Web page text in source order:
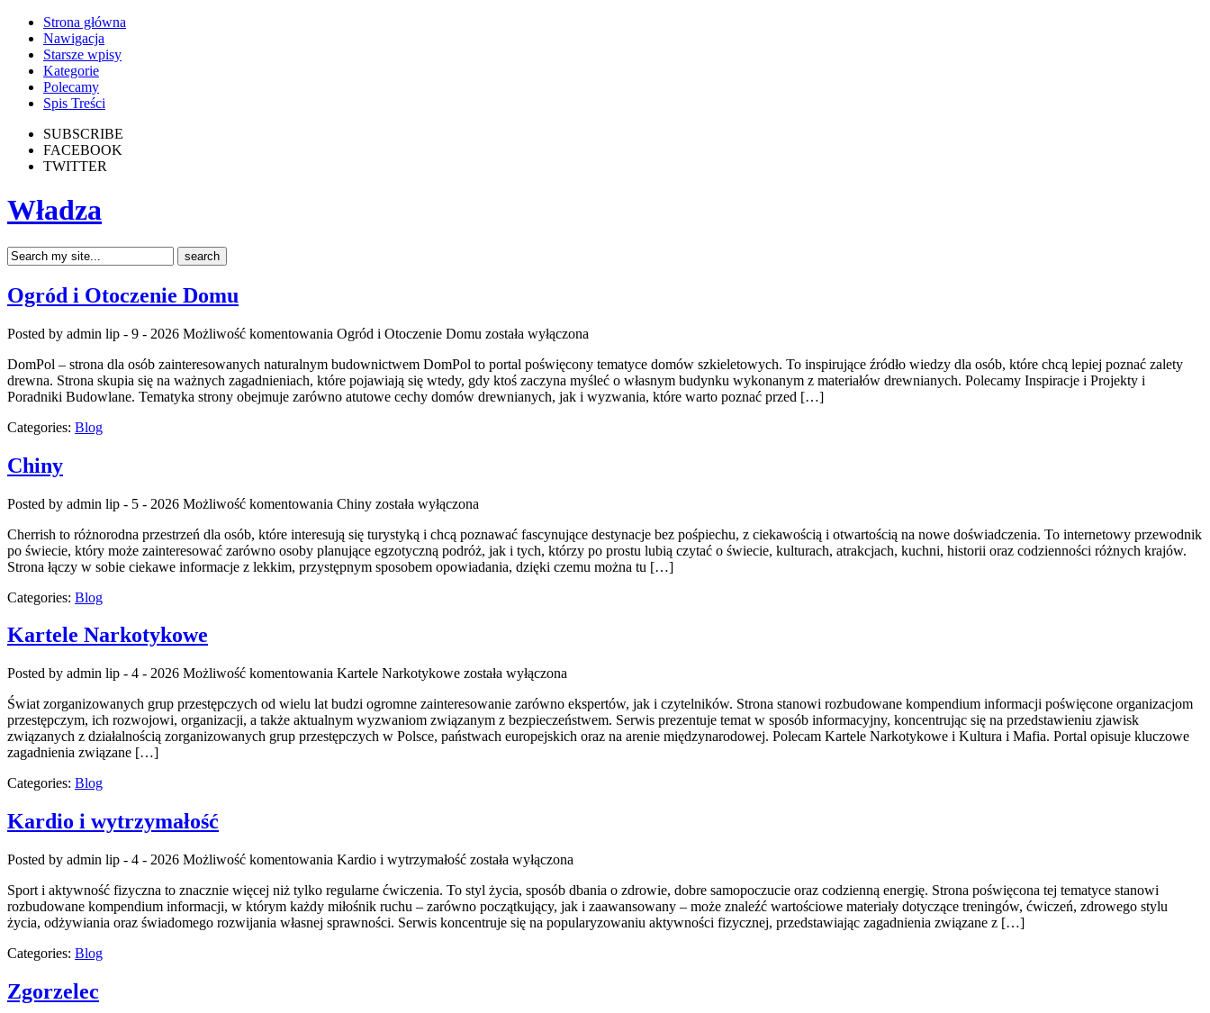
Strona główna
Nawigacja
Starsze wpisy
Kategorie
Polecamy
Spis Treści
SUBSCRIBE
FACEBOOK
TWITTER
Władza
Ogród i Otoczenie Domu
Posted by admin lip - 9 - 2026 Możliwość komentowania Ogród i Otoczenie Domu została wyłączona
DomPol – strona dla osób zainteresowanych naturalnym budownictwem DomPol to portal poświęcony tematyce domów szkieletowych. To inspirujące źródło wiedzy dla osób, które chcą lepiej poznać zalety
drewna. Strona skupia się na ważnych zagadnieniach, które pojawiają się wtedy, gdy ktoś zaczyna myśleć o własnym budynku wykonanym z materiałów drewnianych. Polecamy Inspiracje i Projekty i
Poradniki Budowlane. Tematyka strony obejmuje zarówno atutowe cechy domów drewnianych, jak i wyzwania, które warto poznać przed […]
Categories: Blog
Chiny
Posted by admin lip - 5 - 2026 Możliwość komentowania Chiny została wyłączona
Cherrish to różnorodna przestrzeń dla osób, które interesują się turystyką i chcą poznawać fascynujące destynacje bez pośpiechu, z ciekawością i otwartością na nowe doświadczenia. To internetowy przewodnik
po świecie, który może zainteresować zarówno osoby planujące egzotyczną podróż, jak i tych, którzy po prostu lubią czytać o świecie, kulturach, atrakcjach, kuchni, historii oraz codzienności różnych krajów.
Strona łączy w sobie ciekawe informacje z lekkim, przystępnym sposobem opowiadania, dzięki czemu można tu […]
Categories: Blog
Kartele Narkotykowe
Posted by admin lip - 4 - 2026 Możliwość komentowania Kartele Narkotykowe została wyłączona
Świat zorganizowanych grup przestępczych od wielu lat budzi ogromne zainteresowanie zarówno ekspertów, jak i czytelników. Strona stanowi rozbudowane kompendium informacji poświęcone organizacjom
przestępczym, ich rozwojowi, organizacji, a także aktualnym wyzwaniom związanym z bezpieczeństwem. Serwis prezentuje temat w sposób informacyjny, koncentrując się na przedstawieniu zjawisk
związanych z działalnością zorganizowanych grup przestępczych w Polsce, państwach europejskich oraz na arenie międzynarodowej. Polecam Kartele Narkotykowe i Kultura i Mafia. Portal opisuje kluczowe
zagadnienia związane […]
Categories: Blog
Kardio i wytrzymałość
Posted by admin lip - 4 - 2026 Możliwość komentowania Kardio i wytrzymałość została wyłączona
Sport i aktywność fizyczna to znacznie więcej niż tylko regularne ćwiczenia. To styl życia, sposób dbania o zdrowie, dobre samopoczucie oraz codzienną energię. Strona poświęcona tej tematyce stanowi
rozbudowane kompendium informacji, w którym każdy miłośnik ruchu – zarówno początkujący, jak i zaawansowany – może znaleźć wartościowe materiały dotyczące treningów, ćwiczeń, zdrowego stylu
życia, odżywiania oraz świadomego rozwijania własnej sprawności. Serwis koncentruje się na popularyzowaniu aktywności fizycznej, przedstawiając zagadnienia związane z […]
Categories: Blog
Zgorzelec